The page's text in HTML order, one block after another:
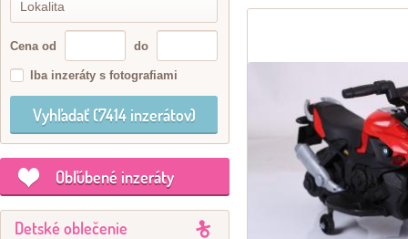
Cena od do
Iba inzeráty s fotografiami
Obľúbené inzeráty
Detské oblečenie